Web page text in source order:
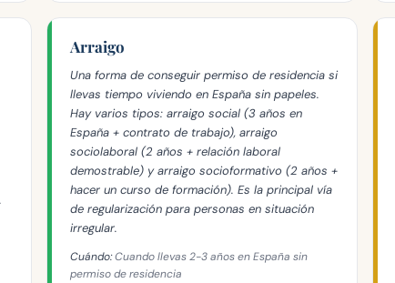
Arraigo
Una forma de conseguir permiso de residencia si
llevas tiempo viviendo en España sin papeles.
Hay varios tipos: arraigo social (3 años en
España + contrato de trabajo), arraigo
sociolaboral (2 años + relación laboral
demostrable) y arraigo socioformativo (2 años +
hacer un curso de formación). Es la principal vía
de regularización para personas en situación
irregular.
Cuándo:Cuando llevas 2-3 años en España sin
permiso de residencia